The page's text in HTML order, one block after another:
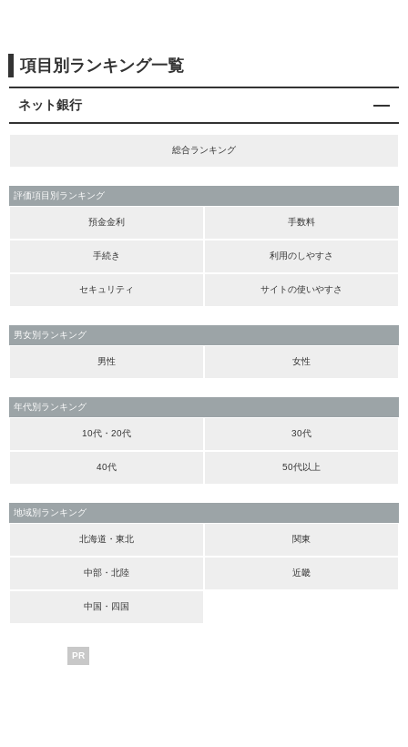
項目別ランキング一覧
ネット銀行
総合ランキング
評価項目別ランキング
預金金利 手数料
手続き 利用のしやすさ
セキュリティ サイトの使いやすさ
男女別ランキング
男性 女性
年代別ランキング
10代・20代 30代
40代 50代以上
地域別ランキング
北海道・東北 関東
中部・北陸 近畿
中国・四国
PR